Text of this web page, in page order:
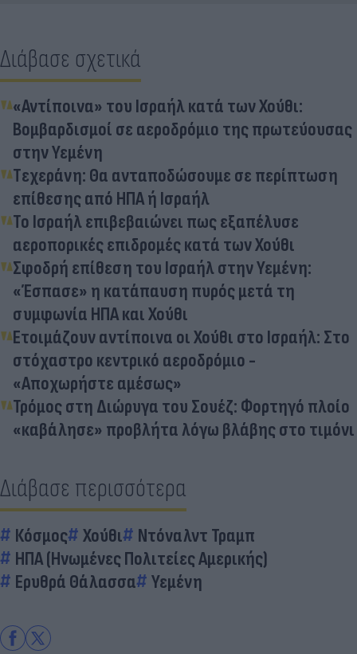
Διάβασε σχετικά
«Αντίποινα» του Ισραήλ κατά των Χούθι:
Βομβαρδισμοί σε αεροδρόμιο της πρωτεύουσας
στην Υεμένη
Tεχεράνη: Θα ανταποδώσουμε σε περίπτωση
επίθεσης από ΗΠΑ ή Ισραήλ
Το Ισραήλ επιβεβαιώνει πως εξαπέλυσε
αεροπορικές επιδρομές κατά των Χούθι
Σφοδρή επίθεση του Ισραήλ στην Υεμένη:
«Έσπασε» η κατάπαυση πυρός μετά τη
συμφωνία ΗΠΑ και Χούθι
Ετοιμάζουν αντίποινα οι Χούθι στο Ισραήλ: Στο
στόχαστρο κεντρικό αεροδρόμιο -
«Αποχωρήστε αμέσως»
Τρόμος στη Διώρυγα του Σουέζ: Φορτηγό πλοίο
«καβάλησε» προβλήτα λόγω βλάβης στο τιμόνι
Διάβασε περισσότερα
Κόσμος Χούθι
Ντόναλντ Τραμπ
ΗΠΑ (Ηνωμένες Πολιτείες Αμερικής)
Ερυθρά Θάλασσα
Υεμένη